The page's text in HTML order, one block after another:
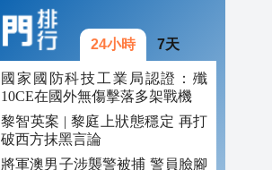
24小時 7天
國家國防科技工業局認證：殲
10CE在國外無傷擊落多架戰機
黎智英案 | 黎庭上狀態穩定 再打
破西方抹黑言論
將軍澳男子涉襲警被捕 警員臉腳